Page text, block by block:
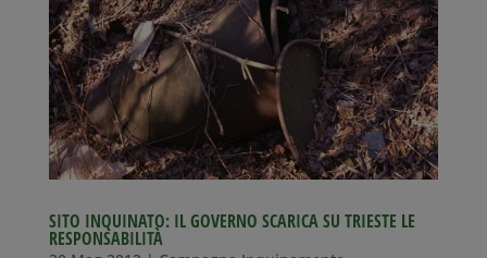
SITO INQUINATO: IL GOVERNO SCARICA SU TRIESTE LE
RESPONSABILITÀ